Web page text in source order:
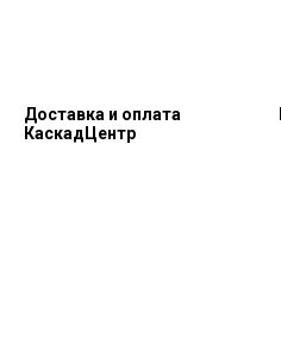
Доставка и оплата
КаскадЦентр